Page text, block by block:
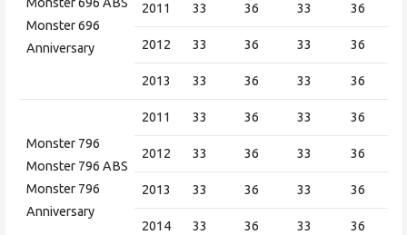
Monster 696 ABS
Monster 696
Anniversary
2011 33 36 33 36
2012 33 36 33 36
2013 33 36 33 36
Monster 796
Monster 796 ABS
Monster 796
Anniversary
2011 33 36 33 36
2012 33 36 33 36
2013 33 36 33 36
2014 33 36 33 36